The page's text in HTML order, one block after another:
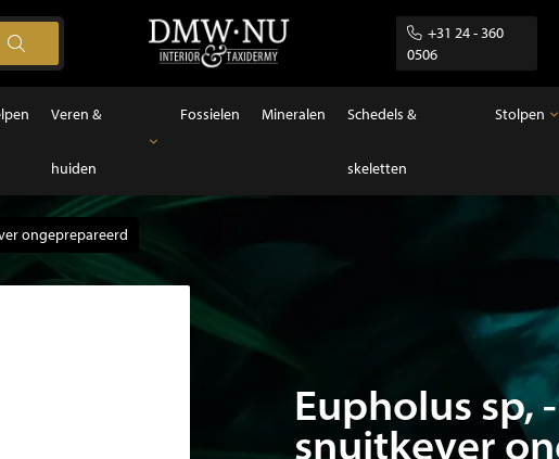
+31 24 - 360
0506
Veren &
huiden
Veren
Fossielen Mineralen Schedels &
skeletten
Stolpen
Lege
ongeprepareerd
Eupholus sp,
snuitkever